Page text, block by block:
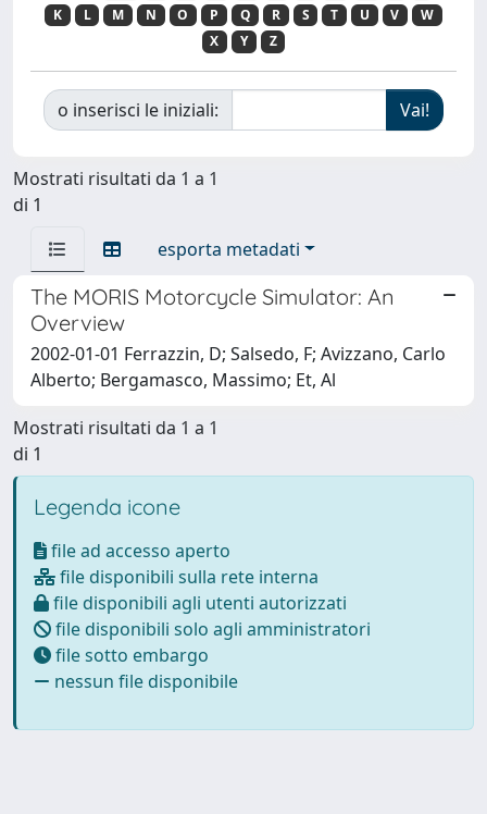
K
L M N O P Q R S T U V
W
X
Y Z
o inserisci le iniziali:
Mostrati risultati da 1 a 1
di 1
esporta metadati
The MORIS Motorcycle Simulator: An
Overview
2002-01-01 Ferrazzin, D; Salsedo, F; Avizzano, Carlo
Alberto; Bergamasco, Massimo; Et, Al
Mostrati risultati da 1 a 1
di 1
Legenda icone
file ad accesso aperto
file disponibili sulla rete interna
file disponibili agli utenti autorizzati
file disponibili solo agli amministratori
file sotto embargo
nessun file disponibile